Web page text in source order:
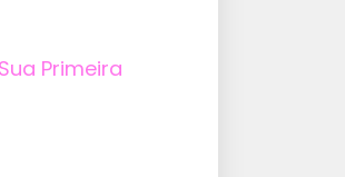
Primeira